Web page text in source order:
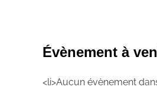
Évènement à
<li>Aucun évènement